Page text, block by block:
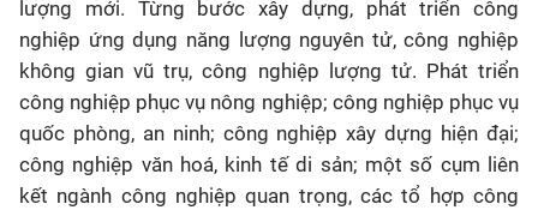
lượng mới. Từng bước xây dựng, phát triển công
nghiệp ứng dụng năng lượng nguyên tử, công nghiệp
không gian vũ trụ, công nghiệp lượng tử. Phát triển
công nghiệp phục vụ nông nghiệp; công nghiệp phục vụ
quốc phòng, an ninh; công nghiệp xây dựng hiện đại;
công nghiệp văn hoá, kinh tế di sản; một số cụm liên
kết ngành công nghiệp quan trọng, các tổ hợp công